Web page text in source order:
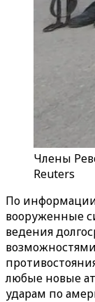
Члены
Reuters
По информации
вооруженные
ведения
любые новые
ударам по